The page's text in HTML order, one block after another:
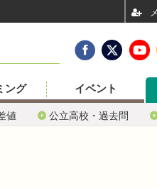
値 公立高校・過去問
ング イベント